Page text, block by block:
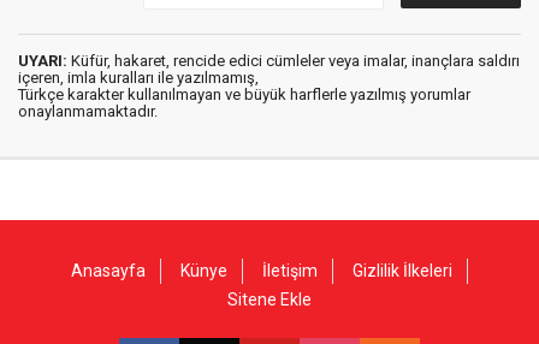
UYARI: Küfür, hakaret, rencide edici cümleler veya imalar, inançlara saldırı
içeren, imla kuralları ile yazılmamış,
Türkçe karakter kullanılmayan ve büyük harflerle yazılmış yorumlar
onaylanmamaktadır.
Anasayfa Künye İletişim
Gizlilik İlkeleri
Sitene Ekle